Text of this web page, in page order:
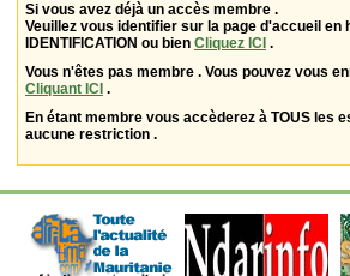
Si vous avez déjà un accès membre .
Veuillez vous identifier sur la page d'accueil en
IDENTIFICATION ou bien Cliquez ICI .
Vous n'êtes pas membre . Vous pouvez vous
Cliquant ICI .
En étant membre vous accèderez à TOUS les
aucune restriction .